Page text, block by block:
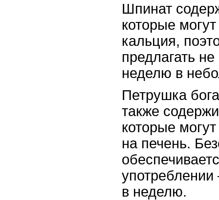
Шпинат
которые
кальция,
предлагать
неделю в
Петрушка
также
которые
на печень.
в неделю.